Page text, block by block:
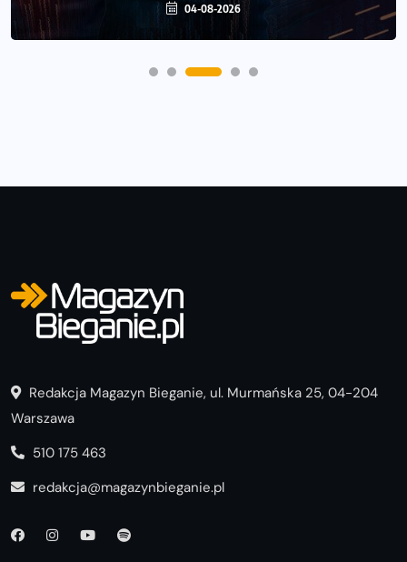
04-08-2026
31-07-2026
Redakcja Magazyn Bieganie, ul. Murmańska 25, 04-204
Warszawa
510 175 463
redakcja@magazynbieganie.pl